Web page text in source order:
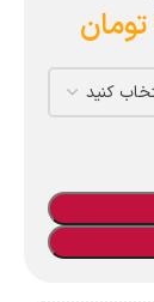
تومان